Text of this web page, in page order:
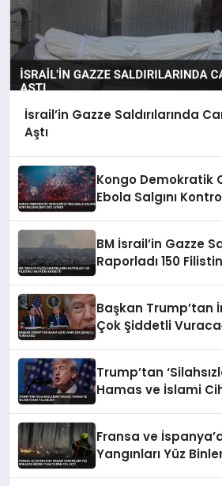
İsrail’in Gazze Saldırılarında
Aştı
Kongo Demokratik
Ebola Salgını
BM İsrail’in Gazze
Raporladı 150
Başkan Trump’tan
Çok Şiddetli
Trump’tan
Hamas ve İslami
Fransa ve
Yangınları Yüz